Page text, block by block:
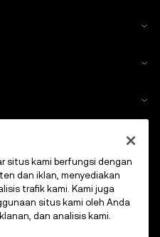
situs kami berfungsi dengan
dan iklan, menyediakan
trafik kami. Kami juga
situs kami oleh Anda
dan analisis kami.